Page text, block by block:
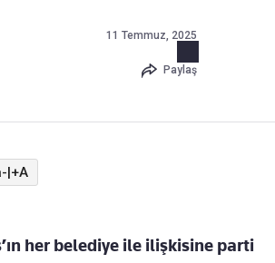
11 Temmuz, 2025
Paylaş
|+A
her belediye ile ilişkisine parti